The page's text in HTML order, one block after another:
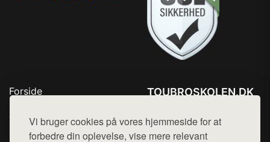
Vi bruger cookies på vores hjemmeside for at
forbedre din oplevelse, vise mere relevant
Forside
Top Rabatter
Blog
TOUBROSKOLEN.DK
Mail: hej@want.dk